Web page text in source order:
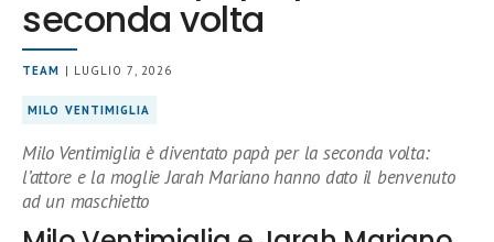
seconda volta
TEAM | LUGLIO 7, 2026
MILO VENTIMIGLIA
Milo Ventimiglia è diventato papà per la seconda volta:
l’attore e la moglie Jarah Mariano hanno dato il benvenuto
ad un maschietto